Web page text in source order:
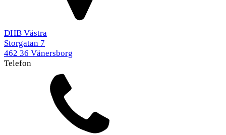
DHB Västra
Storgatan 7
462 36 Vänersborg
Telefon